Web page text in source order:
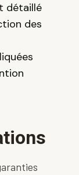
détaillé
des